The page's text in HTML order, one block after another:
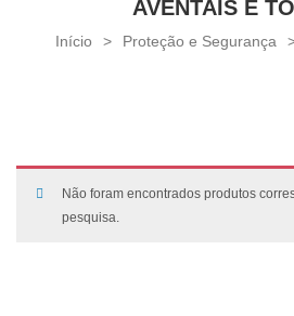
AVENTAIS E
Início > Proteção e Segurança
Não foram encontrados produtos
pesquisa.